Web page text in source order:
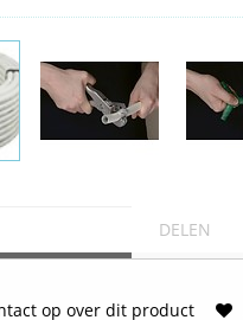
DELEN
op over dit product